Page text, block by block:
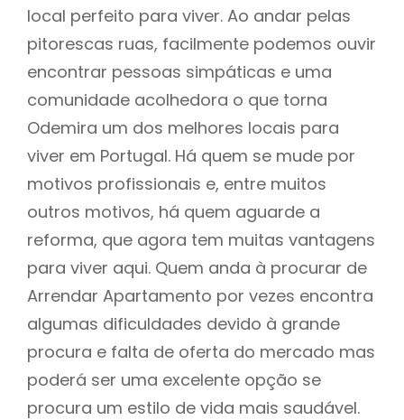
local perfeito para viver. Ao andar pelas
pitorescas ruas, facilmente podemos ouvir
encontrar pessoas simpáticas e uma
comunidade acolhedora o que torna
Odemira um dos melhores locais para
viver em Portugal. Há quem se mude por
motivos profissionais e, entre muitos
outros motivos, há quem aguarde a
reforma, que agora tem muitas vantagens
para viver aqui. Quem anda à procurar de
Arrendar Apartamento por vezes encontra
algumas dificuldades devido à grande
procura e falta de oferta do mercado mas
poderá ser uma excelente opção se
procura um estilo de vida mais saudável.